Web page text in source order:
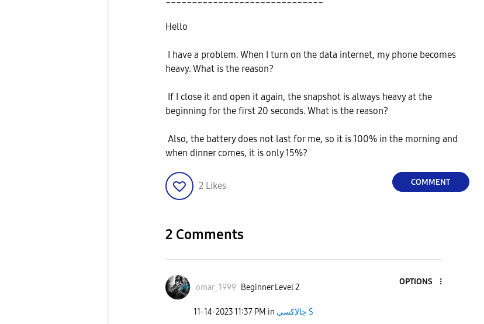
Hello
I have a problem. When I turn on the data internet, my phone becomes
heavy. What is the reason?
If I close it and open it again, the snapshot is always heavy at the
beginning for the first 20 seconds. What is the reason?
Also, the battery does not last for me, so it is 100% in the morning and
when dinner comes, it is only 15%?
2 Likes COMMENT
2 Comments
omar_1999 Beginner Level 2
OPTIONS
‎11-14-202311:37 PM in جالاكسى S